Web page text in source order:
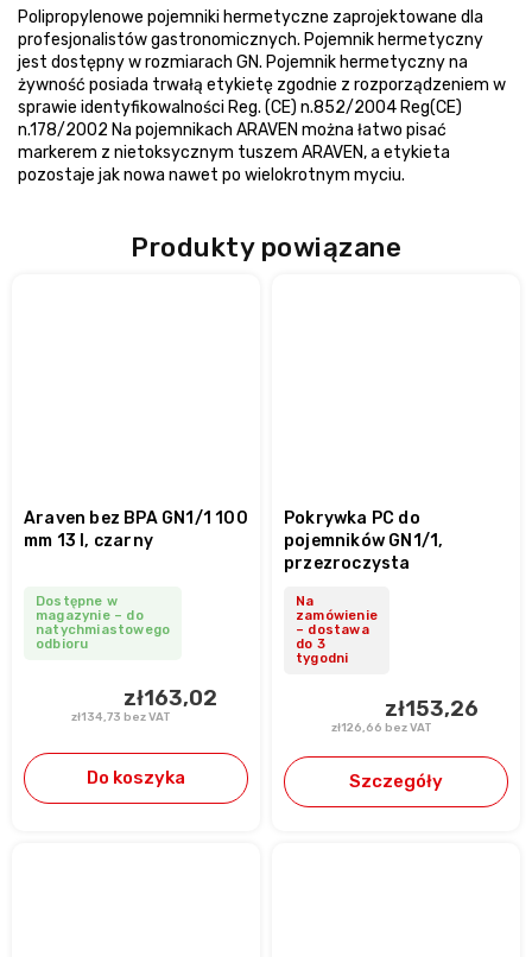
Produkty powiązane
Araven bez BPA GN1/1 100
mm 13 l, czarny
Dostępne w
magazynie – do
natychmiastowego
odbioru
zł134,73 bez VAT
zł163,02
Do koszyka
Pokrywka PC do
pojemników GN1/1,
przezroczysta
Na
zamówienie
– dostawa
do 3
tygodni
zł126,66 bez VAT
zł153,26
Szczegóły
Polipropylenowe pojemniki hermetyczne zaprojektowane dla
profesjonalistów gastronomicznych. Pojemnik hermetyczny
jest dostępny w rozmiarach GN. Pojemnik hermetyczny na
żywność posiada trwałą etykietę zgodnie z rozporządzeniem w
sprawie identyfikowalności Reg. (CE) n.852/2004 Reg(CE)
n.178/2002 Na pojemnikach ARAVEN można łatwo pisać
markerem z nietoksycznym tuszem ARAVEN, a etykieta
pozostaje jak nowa nawet po wielokrotnym myciu.